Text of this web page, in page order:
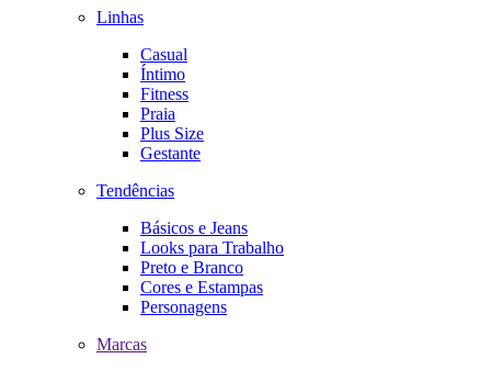
Linhas
Casual
Íntimo
Fitness
Praia
Plus Size
Gestante
Tendências
Básicos e Jeans
Looks para Trabalho
Preto e Branco
Cores e Estampas
Personagens
Marcas